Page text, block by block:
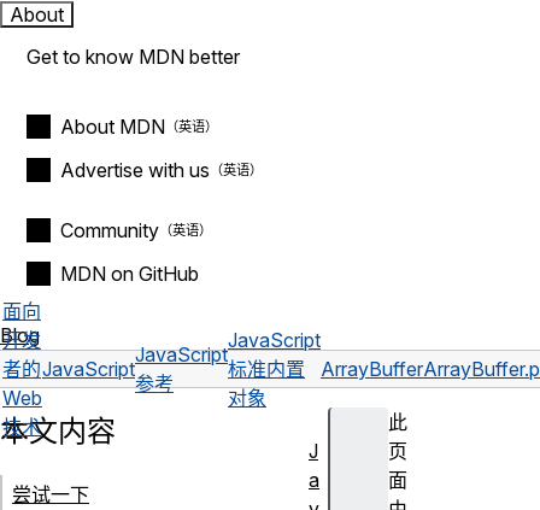
About
Get to know MDN better
About MDN
Advertise with us
Community
MDN on GitHub
Blog
面向
开发
者的
Web
技术
JavaScript
JavaScript
参考
JavaScript
标准内置
对象
ArrayBuffer
此
页
面
本文内容
尝试一下
J
a